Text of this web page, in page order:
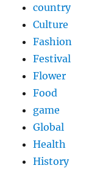
country
Culture
Fashion
Festival
Flower
Food
game
Global
Health
History